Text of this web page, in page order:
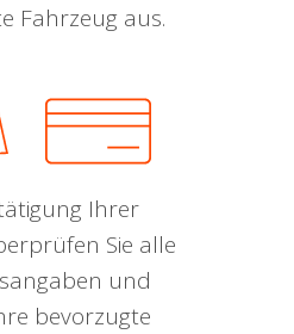
Fahrzeug aus.
Ihrer
Sie alle
und
bevorzugte